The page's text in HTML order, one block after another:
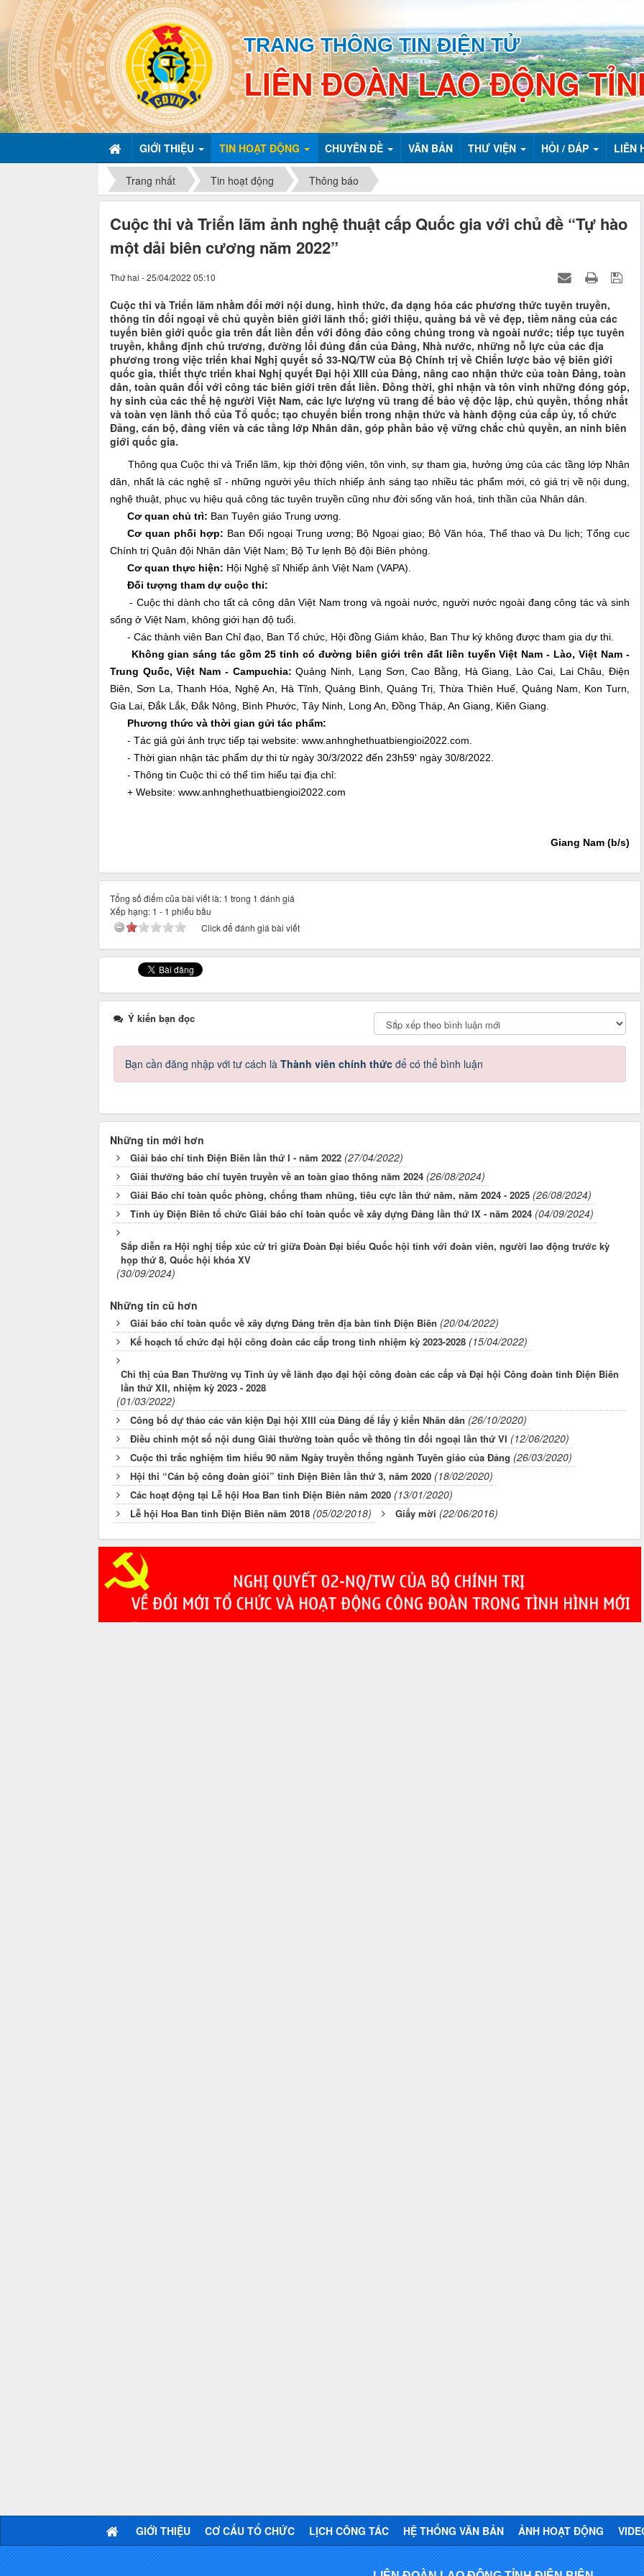
TRANG THÔNG TIN ĐIỆN TỬ
LIÊN ĐOÀN LAO ĐỘNG
GIỚI THIỆU TIN HOẠT ĐỘNG CHUYÊN ĐỀ VĂN BẢN THƯ VIỆN HỎI / ĐÁP LIÊN
Trang nhất Tin hoạt động Thông báo
Cuộc thi và Triển lãm ảnh nghệ thuật cấp Quốc gia với chủ đề “Tự hào
một dải biên cương năm 2022”
Thứ hai - 25/04/2022 05:10
Cuộc thi và Triển lãm nhằm đổi mới nội dung, hình thức, đa dạng hóa các phương thức tuyên truyền,
thông tin đối ngoại về chủ quyền biên giới lãnh thổ; giới thiệu, quảng bá về vẻ đẹp, tiềm năng của các
tuyến biên giới quốc gia trên đất liền đến với đông đảo công chúng trong và ngoài nước; tiếp tục tuyên
truyền, khẳng định chủ trương, đường lối đúng đắn của Đảng, Nhà nước, những nỗ lực của các địa
phương trong việc triển khai Nghị quyết số 33-NQ/TW của Bộ Chính trị về Chiến lược bảo vệ biên giới
quốc gia, thiết thực triển khai Nghị quyết Đại hội XIII của Đảng, nâng cao nhận thức của toàn Đảng, toàn
dân, toàn quân đối với công tác biên giới trên đất liền. Đồng thời, ghi nhận và tôn vinh những đóng góp,
hy sinh của các thế hệ người Việt Nam, các lực lượng vũ trang để bảo vệ độc lập, chủ quyền, thống nhất
và toàn vẹn lãnh thổ của Tổ quốc; tạo chuyển biến trong nhận thức và hành động của cấp ủy, tổ chức
Đảng, cán bộ, đảng viên và các tầng lớp Nhân dân, góp phần bảo vệ vững chắc chủ quyền, an ninh biên
giới quốc gia.
Thông qua Cuộc thi và Triển lãm, kịp thời động viên, tôn vinh, sự tham gia, hưởng ứng của các tầng lớp Nhân
dân, nhất là các nghệ sĩ - những người yêu thích nhiếp ảnh sáng tạo nhiều tác phẩm mới, có giá trị về nội dung,
nghệ thuật, phục vụ hiệu quả công tác tuyên truyền cũng như đời sống văn hoá, tinh thần của Nhân dân.
Cơ quan chủ trì: Ban Tuyên giáo Trung ương.
Cơ quan phối hợp: Ban Đối ngoại Trung ương; Bộ Ngoại giao; Bộ Văn hóa, Thể thao và Du lịch; Tổng cục
Chính trị Quân đội Nhân dân Việt Nam; Bộ Tư lẹnh Bộ đội Biên phòng.
Cơ quan thực hiện: Hội Nghệ sĩ Nhiếp ảnh Việt Nam (VAPA).
Đối tượng tham dự cuộc thi:
- Cuộc thi dành cho tất cả công dân Việt Nam trong và ngoài nước, người nước ngoài đang công tác và sinh
sống ở Việt Nam, không giới hạn độ tuổi.
- Các thành viên Ban Chỉ đạo, Ban Tổ chức, Hội đồng Giám khảo, Ban Thư ký không được tham gia dự thi.
Không gian sáng tác gồm 25 tỉnh có đường biên giới trên đất liền tuyến Việt Nam - Lào, Việt Nam -
Trung Quốc, Việt Nam - Campuchia: Quảng Ninh, Lạng Sơn, Cao Bằng, Hà Giang, Lào Cai, Lai Châu, Điện
Biên, Sơn La, Thanh Hóa, Nghệ An, Hà Tĩnh, Quảng Bình, Quảng Trị, Thừa Thiên Huế, Quảng Nam, Kon Turn,
Gia Lai, Đắk Lắk, Đắk Nông, Bình Phước, Tây Ninh, Long An, Đồng Tháp, An Giang, Kiên Giang.
Phương thức và thời gian gửi tác phẩm:
- Tác giả gửi ảnh trực tiếp tại website: www.anhnghethuatbiengioi2022.com.
- Thời gian nhận tác phẩm dự thi từ ngày 30/3/2022 đến 23h59' ngày 30/8/2022.
- Thông tin Cuộc thi có thể tìm hiểu tại địa chỉ:
+ Website: www.anhnghethuatbiengioi2022.com
Giang Nam (b/s)
Tổng số điểm của bài viết là: 1 trong 1 đánh giá
Xếp hạng: 1 - 1 phiếu bầu
Click để đánh giá bài viết
Ý kiến bạn đọc
Bạn cần đăng nhập với tư cách là Thành viên chính thức để có thể bình luận
Những tin mới hơn
Giải báo chí tỉnh Điện Biên lần thứ I - năm 2022 (27/04/2022)
Giải thưởng báo chí tuyên truyền về an toàn giao thông năm 2024 (26/08/2024)
Giải Báo chí toàn quốc phòng, chống tham nhũng, tiêu cực lần thứ năm, năm 2024 - 2025 (26/08/2024)
Tỉnh ủy Điện Biên tổ chức Giải báo chí toàn quốc về xây dựng Đảng lần thứ IX - năm 2024 (04/09/2024)
Sắp diễn ra Hội nghị tiếp xúc cử tri giữa Đoàn Đại biểu Quốc hội tỉnh với đoàn viên, người lao động trước kỳ
họp thứ 8, Quốc hội khóa XV
(30/09/2024)
Những tin cũ hơn
Giải báo chí toàn quốc về xây dựng Đảng trên địa bàn tỉnh Điện Biên (20/04/2022)
Kế hoạch tổ chức đại hội công đoàn các cấp trong tỉnh nhiệm kỳ 2023-2028 (15/04/2022)
Chỉ thị của Ban Thường vụ Tỉnh ủy về lãnh đạo đại hội công đoàn các cấp và Đại hội Công đoàn tỉnh Điện Biên
lần thứ XII, nhiệm kỳ 2023 - 2028
(01/03/2022)
Công bố dự thảo các văn kiện Đại hội XIII của Đảng để lấy ý kiến Nhân dân (26/10/2020)
Điều chỉnh một số nội dung Giải thưởng toàn quốc về thông tin đối ngoại lần thứ VI (12/06/2020)
Cuộc thi trắc nghiệm tìm hiểu 90 năm Ngày truyền thống ngành Tuyên giáo của Đảng (26/03/2020)
Hội thi “Cán bộ công đoàn giỏi” tỉnh Điện Biên lần thứ 3, năm 2020 (18/02/2020)
Các hoạt động tại Lễ hội Hoa Ban tỉnh Điện Biên năm 2020 (13/01/2020)
Lễ hội Hoa Ban tỉnh Điện Biên năm 2018 (05/02/2018) Giấy mời (22/06/2016)
GIỚI THIỆU CƠ CẤU TỔ CHỨC LỊCH CÔNG TÁC HỆ THỐNG VĂN BẢN ẢNH HOẠT ĐỘNG